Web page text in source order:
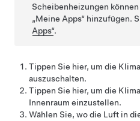
Scheibenheizungen
„Meine Apps“ hinzufügen.
Apps“.
Tippen Sie hier, um die
auszuschalten.
Tippen Sie hier, um die
Innenraum einzustellen.
Wählen Sie, wo die Luft in